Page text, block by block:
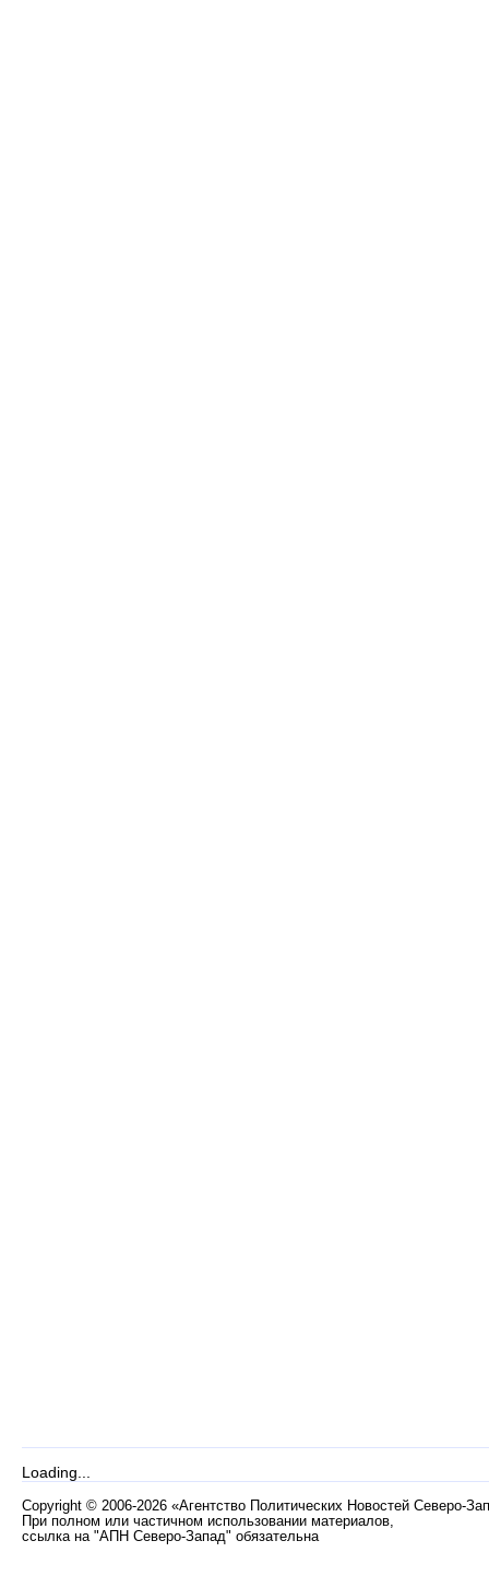
Loading...
Copyright © 2006-2026 «Агентство Политических Новостей Северо-
При полном или частичном использовании материалов,
ссылка на "АПН Северо-Запад" обязательна